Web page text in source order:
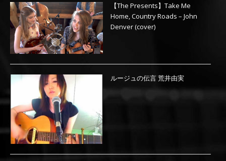
【The Presents】Take Me
Home, Country Roads – John
Denver (cover)
ルージュの伝言 荒井由実